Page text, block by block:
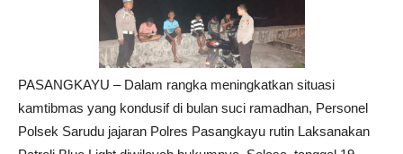
PASANGKAYU – Dalam rangka meningkatkan situasi
kamtibmas yang kondusif di bulan suci ramadhan, Personel
Polsek Sarudu jajaran Polres Pasangkayu rutin Laksanakan